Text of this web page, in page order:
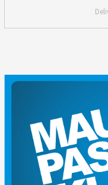
INDEKS
KARIR
PRIVACY POLICY
TENTANG KAMI
FORM PENGADUAN